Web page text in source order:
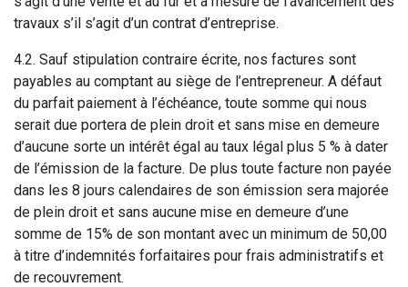
travaux s’il s’agit d’un contrat d’entreprise.
4.2. Sauf stipulation contraire écrite, nos factures sont
payables au comptant au siège de l’entrepreneur. A défaut
du parfait paiement à l’échéance, toute somme qui nous
serait due portera de plein droit et sans mise en demeure
d’aucune sorte un intérêt égal au taux légal plus 5 % à dater
de l’émission de la facture. De plus toute facture non payée
dans les 8 jours calendaires de son émission sera majorée
de plein droit et sans aucune mise en demeure d’une
somme de 15% de son montant avec un minimum de 50,00
à titre d’indemnités forfaitaires pour frais administratifs et
de recouvrement.